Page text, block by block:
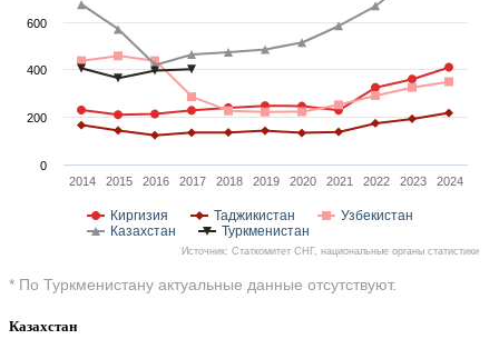
Киргизия Таджикистан
Узбекистан
Казахстан
Туркменистан
2014 2015 2016 2017 2018 2019 2020 2021 2022 2023 2024
0
200
400
600
Источник: Статкомитет СНГ, национальные органы статистики
* По Туркменистану актуальные данные отсутствуют.
Казахстан